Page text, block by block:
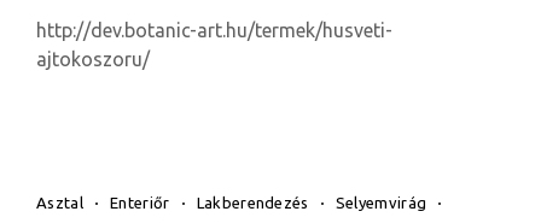
http://dev.botanic-art.hu/termek/husveti-
ajtokoszoru/
Asztal Enteriőr Lakberendezés
Selyemvirág